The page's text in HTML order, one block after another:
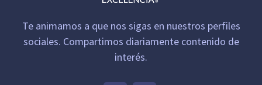
Te animamos a que nos sigas en nuestros perfiles
sociales. Compartimos diariamente contenido de
interés.